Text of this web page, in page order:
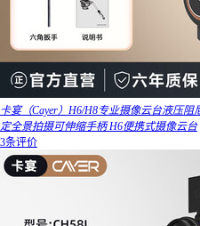
卡宴（Cayer）H6/H8专业摄像云台液压
定全景拍摄可伸缩手柄 H6便携式摄像云台
3条评价